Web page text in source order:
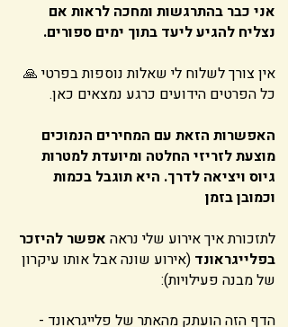
אני כבר בהתרגשות ומחכה לראות אם
נצליח להגיע ליעד בתוך ימים ספורים.
אין צורך לשלוח לי שאלות נוספות בפרטי 🙏
כל הפרטים הידועים כרגע נמצאים כאן.
האפשרות הזאת עם המחירים הנמוכים
מוצעת לזריזי החלטה ומיועדת למטרות
גיוס ויציאה לדרך. היא תוגבל בכמות
וכמובן בזמן
לתזכורת איך אירוע שלי נראה אפשר להיזכר
בפלייגראונד (אירוע שונה אבל אותו עיקרון
של מבנה פעילויות):
הדף הזה הועתק מהאתר של פלייגראונד -